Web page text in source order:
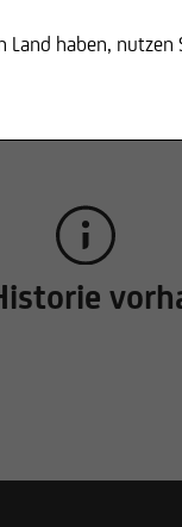
Land haben,